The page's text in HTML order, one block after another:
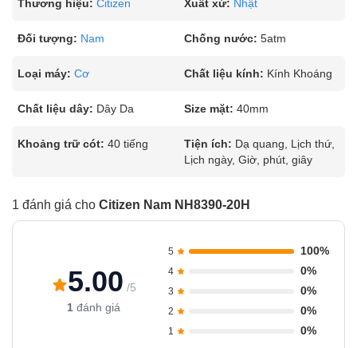
Thương hiệu: Citizen Xuất xứ: Nhật
Đối tượng: Nam Chống nước: 5atm
Loại máy: Cơ Chất liệu kính: Kính Khoáng
Chất liệu dây: Dây Da Size mặt: 40mm
Khoảng trữ cót: 40 tiếng Tiện ích: Dạ quang, Lịch thứ,
Lịch ngày, Giờ, phút, giây
1 đánh giá cho Citizen Nam NH8390-20H
5.00 /5
1 đánh giá
5 100%
4 0%
3 0%
2 0%
1 0%